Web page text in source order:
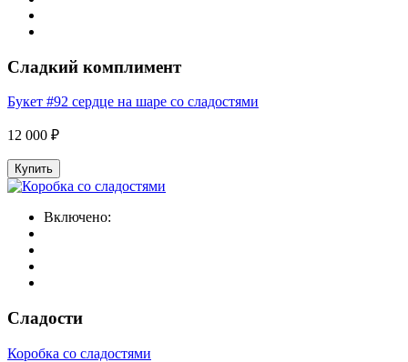
Сладкий комплимент
Букет #92 сердце на шаре со сладостями
12 000 ₽
Купить
Включено:
Сладости
Коробка со сладостями